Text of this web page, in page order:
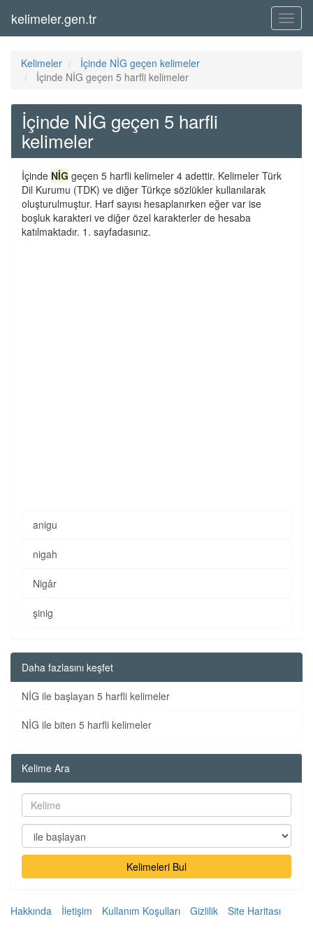
Menü
kelimeler.gen.tr
Kelimeler
İçinde NİG geçen kelimeler
İçinde NİG geçen 5 harfli kelimeler
İçinde NİG geçen 5 harfli
kelimeler
İçinde NİG geçen 5 harfli kelimeler 4 adettir. Kelimeler Türk
Dil Kurumu (TDK) ve diğer Türkçe sözlükler kullanılarak
oluşturulmuştur. Harf sayısı hesaplanırken eğer var ise
boşluk karakteri ve diğer özel karakterler de hesaba
katılmaktadır. 1. sayfadasınız.
anigu
nigah
Nigâr
şinig
Daha fazlasını keşfet
NİG ile başlayan 5 harfli kelimeler
NİG ile biten 5 harfli kelimeler
Kelime Ara
Kelimeleri Bul
Hakkında İletişim Kullanım Koşulları Gizlilik Site Haritası